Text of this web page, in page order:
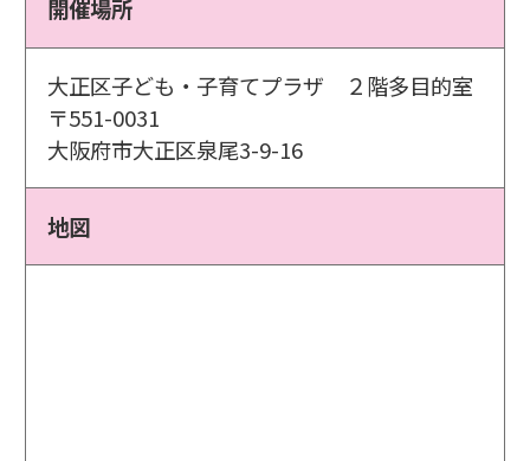
開催場所
大正区子ども・子育てプラザ ２階多目的室
〒551-0031
大阪府市大正区泉尾3-9-16
地図